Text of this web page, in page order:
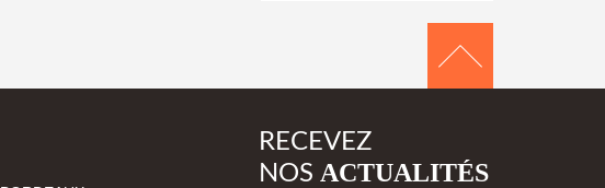
RECEVEZ
NOS ACTUALITÉS